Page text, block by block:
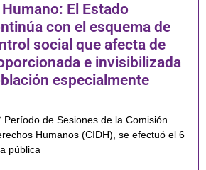
El Estado
con el esquema de
social que afecta de
e invisibilizada
especialmente
Período de Sesiones de la Comisión
Humanos (CIDH), se efectuó el 6
pública